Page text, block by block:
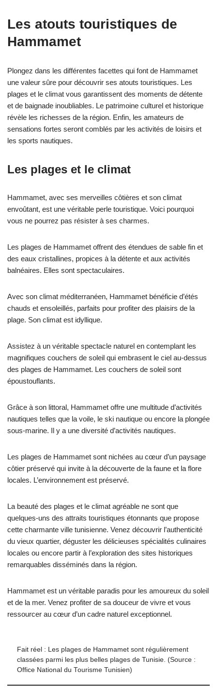
Les atouts touristiques de
Hammamet
Plongez dans les différentes facettes qui font de Hammamet
une valeur sûre pour découvrir ses atouts touristiques. Les
plages et le climat vous garantissent des moments de détente
et de baignade inoubliables. Le patrimoine culturel et historique
révèle les richesses de la région. Enfin, les amateurs de
sensations fortes seront comblés par les activités de loisirs et
les sports nautiques.
Les plages et le climat
Hammamet, avec ses merveilles côtières et son climat
envoûtant, est une véritable perle touristique. Voici pourquoi
vous ne pourrez pas résister à ses charmes.
Les plages de Hammamet offrent des étendues de sable fin et
des eaux cristallines, propices à la détente et aux activités
balnéaires. Elles sont spectaculaires.
Avec son climat méditerranéen, Hammamet bénéficie d’étés
chauds et ensoleillés, parfaits pour profiter des plaisirs de la
plage. Son climat est idyllique.
Assistez à un véritable spectacle naturel en contemplant les
magnifiques couchers de soleil qui embrasent le ciel au-dessus
des plages de Hammamet. Les couchers de soleil sont
époustouflants.
Grâce à son littoral, Hammamet offre une multitude d’activités
nautiques telles que la voile, le ski nautique ou encore la plongée
sous-marine. Il y a une diversité d’activités nautiques.
Les plages de Hammamet sont nichées au cœur d’un paysage
côtier préservé qui invite à la découverte de la faune et la flore
locales. L’environnement est préservé.
La beauté des plages et le climat agréable ne sont que
quelques-uns des attraits touristiques étonnants que propose
cette charmante ville tunisienne. Venez découvrir l’authenticité
du vieux quartier, déguster les délicieuses spécialités culinaires
locales ou encore partir à l’exploration des sites historiques
remarquables disséminés dans la région.
Hammamet est un véritable paradis pour les amoureux du soleil
et de la mer. Venez profiter de sa douceur de vivre et vous
ressourcer au cœur d’un cadre naturel exceptionnel.
Fait réel : Les plages de Hammamet sont régulièrement
classées parmi les plus belles plages de Tunisie. (Source :
Office National du Tourisme Tunisien)